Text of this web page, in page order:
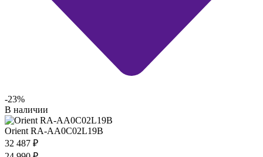
-23%
В наличии
Orient RA-AA0C02L19B
32 487 ₽